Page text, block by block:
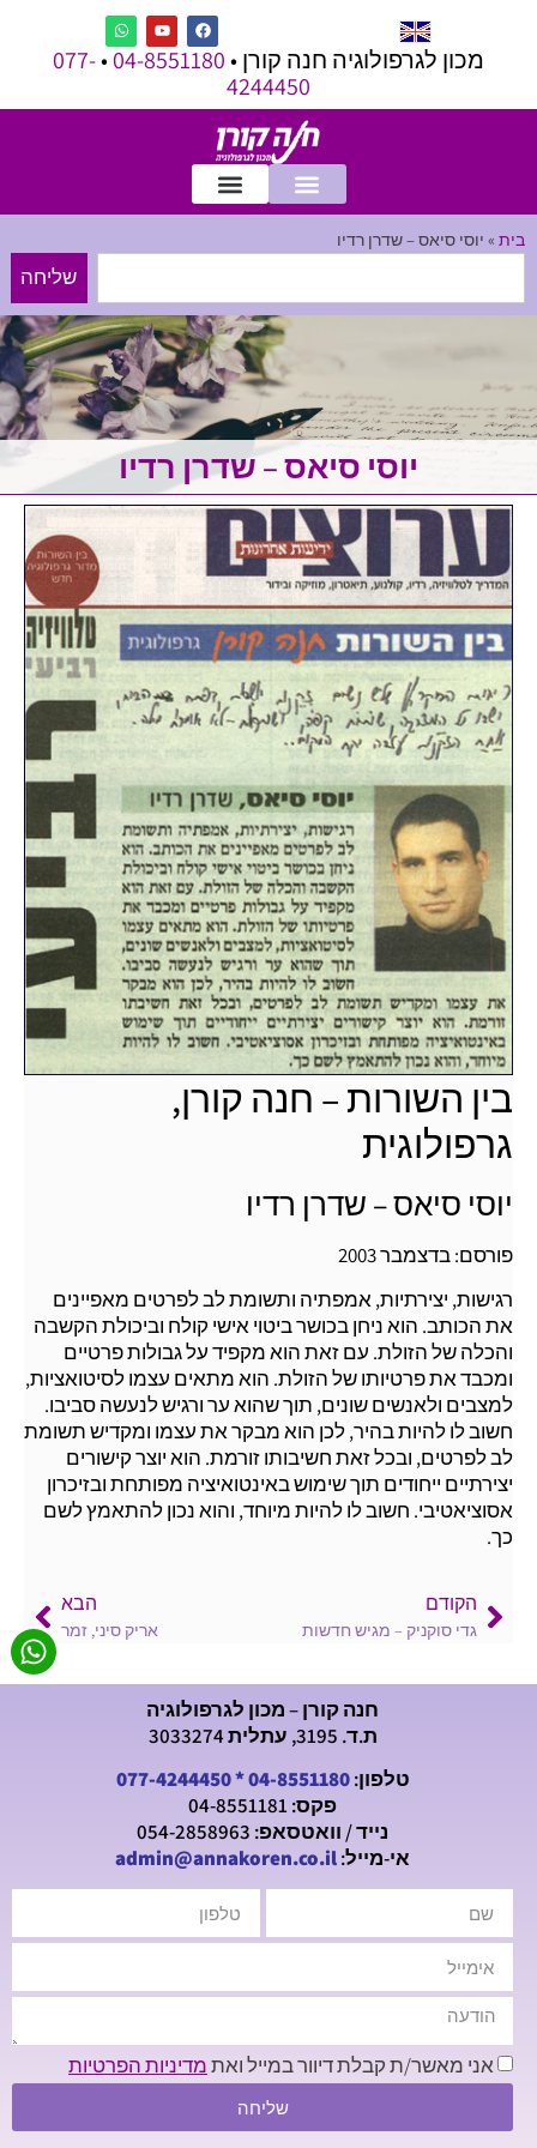
מכון לגרפולוגיה חנה קורן •04-8551180
•
077-
4244450
בית » יוסי סיאס – שדרן רדיו
שליחה
יוסי סיאס – שדרן רדיו
בין השורות – חנה קורן,
גרפולוגית
יוסי סיאס – שדרן רדיו
פורסם: בדצמבר 2003
רגישות, יצירתיות, אמפתיה ותשומת לב לפרטים מאפיינים
את הכותב. הוא ניחן בכושר ביטוי אישי קולח וביכולת הקשבה
והכלה של הזולת. עם זאת הוא מקפיד על גבולות פרטיים
ומכבד את פרטיותו של הזולת. הוא מתאים עצמו לסיטואציות,
למצבים ולאנשים שונים, תוך שהוא ער ורגיש לנעשה סביבו.
חשוב לו להיות בהיר, לכן הוא מבקר את עצמו ומקדיש תשומת
לב לפרטים, ובכל זאת חשיבותו זורמת. הוא יוצר קישורים
יצירתיים ייחודים תוך שימוש באינטואיציה מפותחת ובזיכרון
אסוציאטיבי. חשוב לו להיות מיוחד, והוא נכון להתאמץ לשם
כך.
הקודם
גדי סוקניק – מגיש חדשות
הבא
אריק סיני, זמר
חנה קורן – מכון לגרפולוגיה
ת.ד. 3195, עתלית 3033274
טלפון:04-8551180
*
077-4244450
פקס: 04-8551181
נייד / וואטסאפ: 054-2858963
אי-מייל:admin@annakoren.co.il
אני מאשר/ת קבלת דיוור במייל ואתמדיניות הפרטיות
שליחה